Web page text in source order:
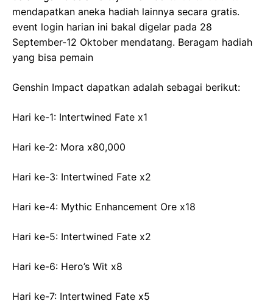
mendapatkan aneka hadiah lainnya secara gratis.
event login harian ini bakal digelar pada 28
September-12 Oktober mendatang. Beragam hadiah
yang bisa pemain
Genshin Impact dapatkan adalah sebagai berikut:
Hari ke-1: Intertwined Fate x1
Hari ke-2: Mora x80,000
Hari ke-3: Intertwined Fate x2
Hari ke-4: Mythic Enhancement Ore x18
Hari ke-5: Intertwined Fate x2
Hari ke-6: Hero’s Wit x8
Hari ke-7: Intertwined Fate x5